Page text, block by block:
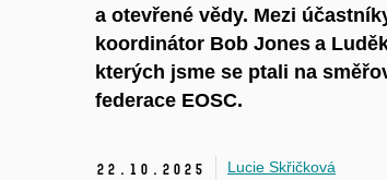
a otevřené vědy. Mezi
koordinátor Bob Jones a
kterých jsme se ptali na
federace EOSC.
22. 10. 2025 Lucie Skřičková